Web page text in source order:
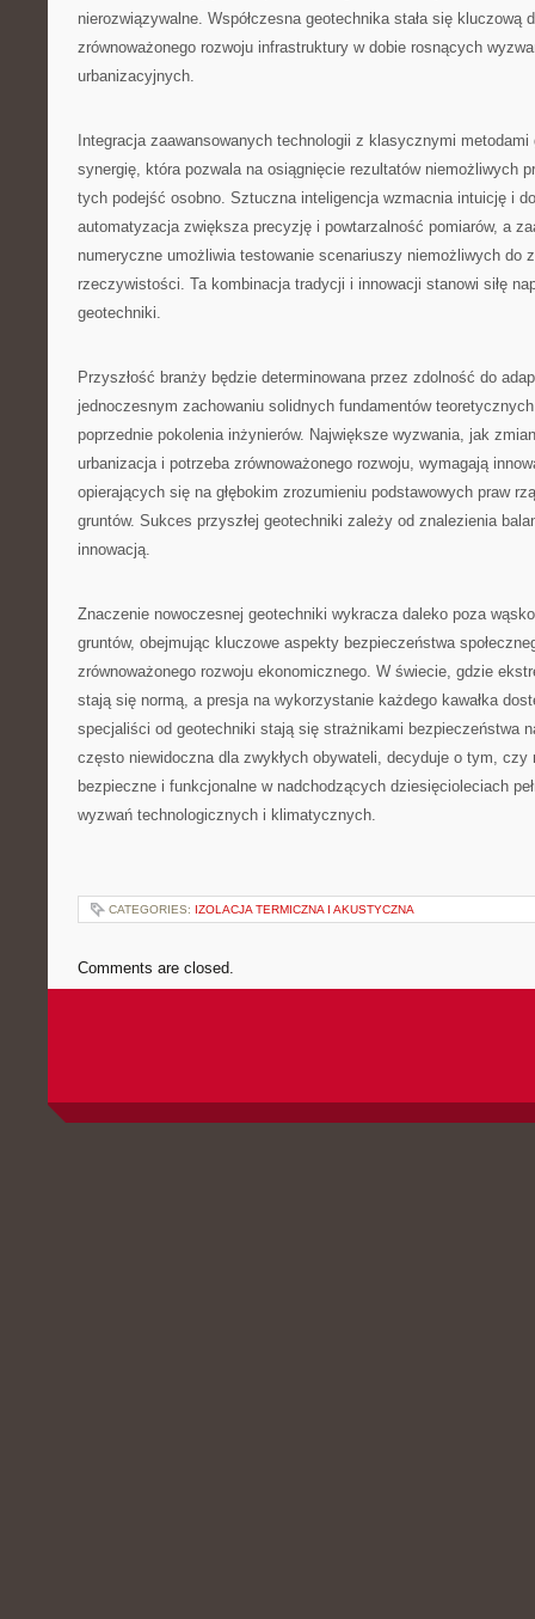
nierozwiązywalne. Współczesna geotechnika stała się kluczową
zrównoważonego rozwoju infrastruktury w dobie rosnących
urbanizacyjnych.
Integracja zaawansowanych technologii z klasycznymi
synergię, która pozwala na osiągnięcie rezultatów niemożliwych
tych podejść osobno. Sztuczna inteligencja wzmacnia intuicję i
automatyzacja zwiększa precyzję i powtarzalność pomiarów, a
numeryczne umożliwia testowanie scenariuszy niemożliwych do
rzeczywistości. Ta kombinacja tradycji i innowacji stanowi siłę
geotechniki.
Przyszłość branży będzie determinowana przez zdolność do
jednoczesnym zachowaniu solidnych fundamentów
poprzednie pokolenia inżynierów. Największe wyzwania, jak
urbanizacja i potrzeba zrównoważonego rozwoju, wymagają
opierających się na głębokim zrozumieniu podstawowych praw
gruntów. Sukces przyszłej geotechniki zależy od znalezienia
innowacją.
Znaczenie nowoczesnej geotechniki wykracza daleko poza
gruntów, obejmując kluczowe aspekty bezpieczeństwa
zrównoważonego rozwoju ekonomicznego. W świecie, gdzie
stają się normą, a presja na wykorzystanie każdego kawałka
specjaliści od geotechniki stają się strażnikami bezpieczeństwa
często niewidoczna dla zwykłych obywateli, decyduje o tym, czy
bezpieczne i funkcjonalne w nadchodzących dziesięcioleciach
wyzwań technologicznych i klimatycznych.
CATEGORIES: IZOLACJA TERMICZNA I AKUSTYCZNA
Comments are closed.